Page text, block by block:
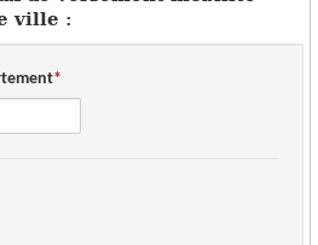
ville :